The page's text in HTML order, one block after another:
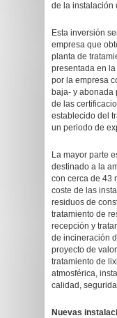
de la instalación
Esta inversión
empresa que
planta de
presentada en
por la empresa
baja- y abonada
de las
establecido del
un periodo de
La mayor parte
destinado a la
con cerca de 43
coste de las
residuos de
tratamiento de
recepción y
de incineración
proyecto de
tratamiento de
atmosférica,
calidad,
Nuevas